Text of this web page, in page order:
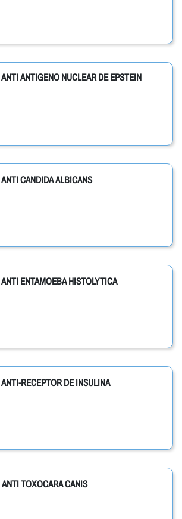
ANTIGENO NUCLEAR DE EPSTEIN
CANDIDA ALBICANS
ENTAMOEBA HISTOLYTICA
RECEPTOR DE INSULINA
TOXOCARA CANIS